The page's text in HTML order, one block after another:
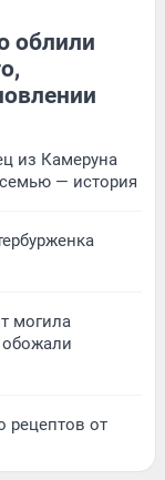
облили
из Камеруна
— история
могила
обожали
рецептов от